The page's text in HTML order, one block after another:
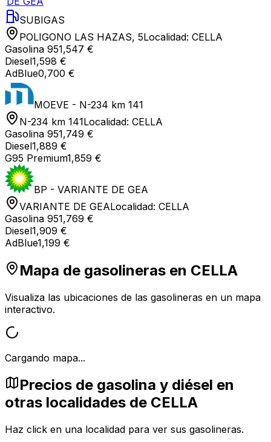
SUBIGAS
POLIGONO LAS HAZAS, 5Localidad: CELLA
Gasolina 951,547 €
Diesel1,598 €
AdBlue0,700 €
MOEVE - N-234 km 141
N-234 km 141Localidad: CELLA
Gasolina 951,749 €
Diesel1,889 €
G95 Premium1,859 €
BP - VARIANTE DE GEA
VARIANTE DE GEALocalidad: CELLA
Gasolina 951,769 €
Diesel1,909 €
AdBlue1,199 €
Mapa de gasolineras en CELLA
Visualiza las ubicaciones de las gasolineras en un mapa
interactivo.
Cargando mapa...
Precios de gasolina y diésel en
otras localidades de CELLA
Haz click en una localidad para ver sus gasolineras.